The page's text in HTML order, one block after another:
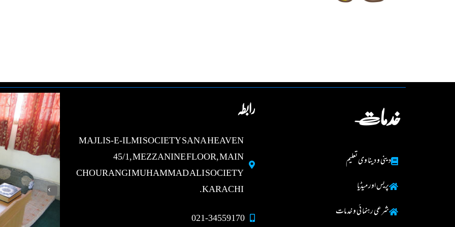
خدمات
دینی و دینا وی تعلیم
پریس اور میڈیا
شرعی رہنما ئی و خدمات
رابطہ
MAJLIS-E-ILMI SOCIETY SANA HEAVEN
45/1, MEZZANINE FLOOR, MAIN
CHOURANGI MUHAMMAD ALI SOCIETY
KARACHI.
021-34559170
›